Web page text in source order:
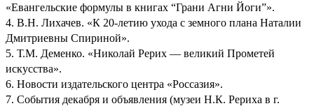
«Евангельские формулы в книгах “Грани Агни Йоги”».
4. В.Н. Лихачев. «К 20-летию ухода с земного плана Наталии
Дмитриевны Спириной».
5. Т.М. Деменко. «Николай Рерих — великий Прометей
искусства».
6. Новости издательского центра «Россазия».
7. События декабря и объявления (музеи Н.К. Рериха в г.